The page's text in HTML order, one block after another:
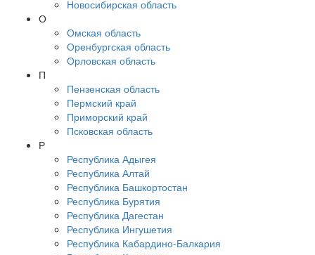
Новосибирская область
О
Омская область
Оренбургская область
Орловская область
П
Пензенская область
Пермский край
Приморский край
Псковская область
Р
Республика Адыгея
Республика Алтай
Республика Башкортостан
Республика Бурятия
Республика Дагестан
Республика Ингушетия
Республика Кабардино-Балкария